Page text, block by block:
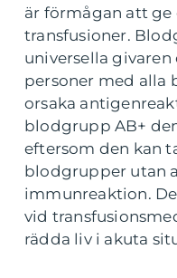
är förmågan att ge
transfusioner.
universella
personer med alla
orsaka
blodgrupp AB+
eftersom den kan
blodgrupper utan
immunreaktion.
vid
rädda liv i akuta